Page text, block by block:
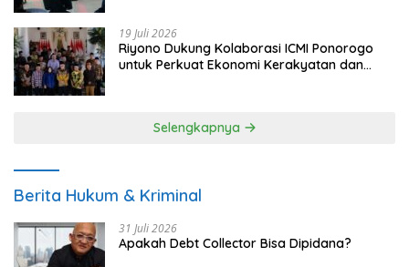
19 Juli 2026
Riyono Dukung Kolaborasi ICMI Ponorogo
untuk Perkuat Ekonomi Kerakyatan dan
Selengkapnya
Berita Hukum & Kriminal
31 Juli 2026
Apakah Debt Collector Bisa Dipidana?